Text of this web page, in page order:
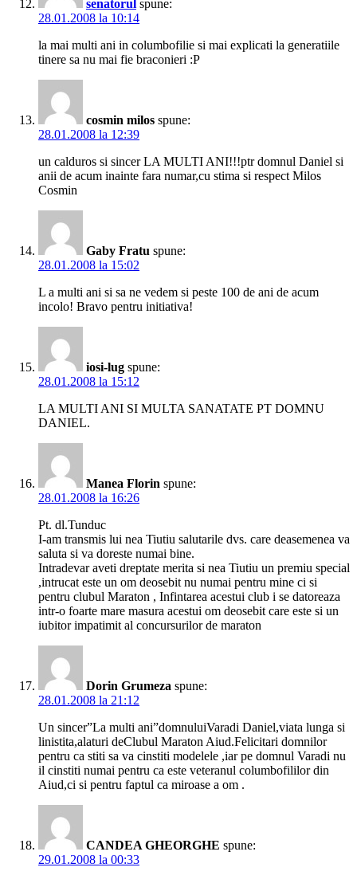
senatorul spune:
28.01.2008 la 10:14
la mai multi ani in columbofilie si mai explicati la generatiile
tinere sa nu mai fie braconieri :P
cosmin milos spune:
28.01.2008 la 12:39
un calduros si sincer LA MULTI ANI!!!ptr domnul Daniel si
anii de acum inainte fara numar,cu stima si respect Milos
Cosmin
Gaby Fratu spune:
28.01.2008 la 15:02
L a multi ani si sa ne vedem si peste 100 de ani de acum
incolo! Bravo pentru initiativa!
iosi-lug spune:
28.01.2008 la 15:12
LA MULTI ANI SI MULTA SANATATE PT DOMNU
DANIEL.
Manea Florin spune:
28.01.2008 la 16:26
Pt. dl.Tunduc
I-am transmis lui nea Tiutiu salutarile dvs. care deasemenea va
saluta si va doreste numai bine.
Intradevar aveti dreptate merita si nea Tiutiu un premiu special
,intrucat este un om deosebit nu numai pentru mine ci si
pentru clubul Maraton , Infintarea acestui club i se datoreaza
intr-o foarte mare masura acestui om deosebit care este si un
iubitor impatimit al concursurilor de maraton
Dorin Grumeza spune:
28.01.2008 la 21:12
Un sincer”La multi ani”domnuluiVaradi Daniel,viata lunga si
linistita,alaturi deClubul Maraton Aiud.Felicitari domnilor
pentru ca stiti sa va cinstiti modelele ,iar pe domnul Varadi nu
il cinstiti numai pentru ca este veteranul columbofililor din
Aiud,ci si pentru faptul ca miroase a om .
CANDEA GHEORGHE spune:
29.01.2008 la 00:33